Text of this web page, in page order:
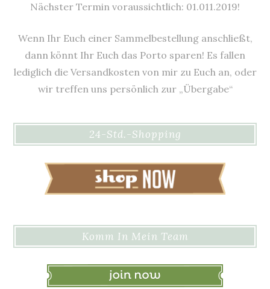
Nächster Termin voraussichtlich: 01.011.2019!
Wenn Ihr Euch einer Sammelbestellung anschließt,
dann könnt Ihr Euch das Porto sparen! Es fallen
lediglich die Versandkosten von mir zu Euch an, oder
wir treffen uns persönlich zur „Übergabe“
24-Std.-Shopping
Komm In Mein Team